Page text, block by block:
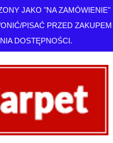
JAKO "NA ZAMÓWIENIE"
PISAĆ PRZED ZAKUPEM
DOSTĘPNOŚCI.